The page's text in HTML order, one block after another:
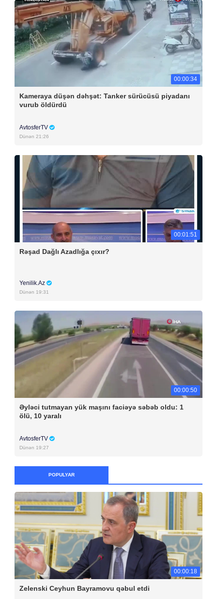
00:00:34
Kameraya düşən dəhşət: Tanker sürücüsü piyadanı
vurub öldürdü
AvtosferTV
Dünən 21:26
00:01:51
Rəşad Dağlı Azadlığa çıxır?
Yenilik.Az
Dünən 19:31
00:00:50
Əyləci tutmayan yük maşını faciəyə səbəb oldu: 1
ölü, 10 yaralı
AvtosferTV
Dünən 19:27
POPULYAR
00:00:18
Zelenski Ceyhun Bayramovu qəbul etdi